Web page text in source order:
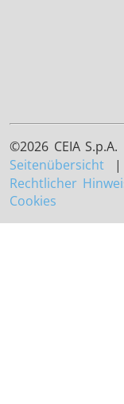
©2026 CEIA
Seitenübersicht |
Rechtlicher
Cookies